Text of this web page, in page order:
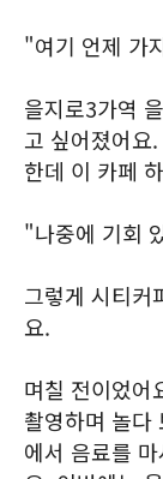
"여기 언제 가
을지로3가역
고 싶어졌어요
한데 이 카페
"나중에 기회
그렇게 시티커
요.
며칠 전이었어
촬영하며 놀다
에서 음료를